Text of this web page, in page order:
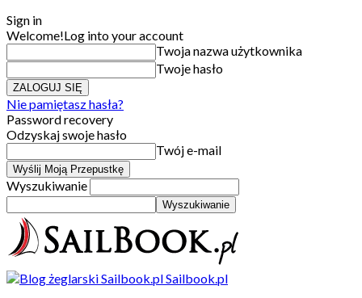
Sign in
Welcome!Log into your account
Twoja nazwa użytkownika
Twoje hasło
Nie pamiętasz hasła?
Password recovery
Odzyskaj swoje hasło
Twój e-mail
Wyszukiwanie
Sailbook.pl